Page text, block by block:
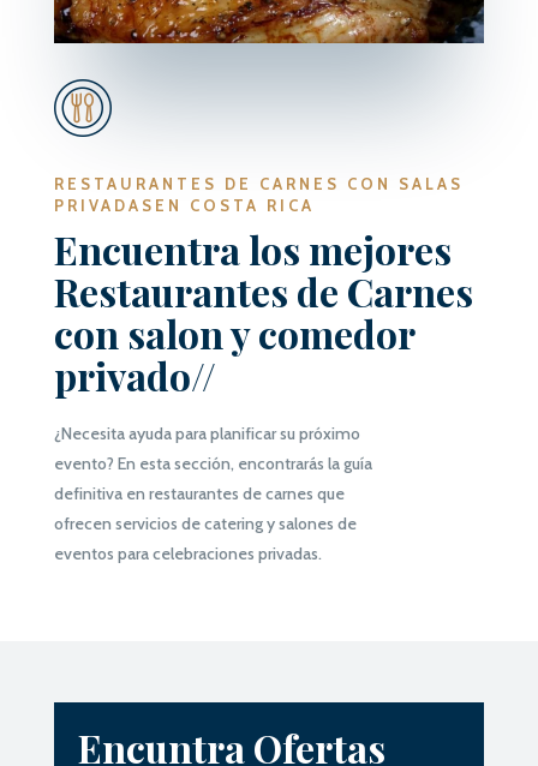
RESTAURANTES DE CARNES CON SALAS
PRIVADASEN COSTA RICA
Encuentra los mejores
Restaurantes de Carnes
con salon y comedor
privado//
¿Necesita ayuda para planificar su próximo
evento? En esta sección, encontrarás la guía
definitiva en restaurantes de carnes que
ofrecen servicios de catering y salones de
eventos para celebraciones privadas.
Encuntra Ofertas